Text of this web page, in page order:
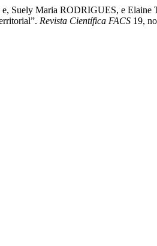
Suely Maria RODRIGUES, e Elaine
Revista Científica FACS 19,